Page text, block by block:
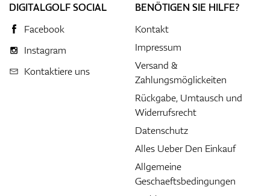
DIGITALGOLF SOCIAL
Facebook
Instagram
Kontaktiere uns
BENÖTIGEN SIE HILFE?
Kontakt
Impressum
Versand &
Zahlungsmöglickeiten
Rückgabe, Umtausch und
Widerrufsrecht
Datenschutz
Alles Ueber Den Einkauf
Allgemeine
Geschaeftsbedingungen